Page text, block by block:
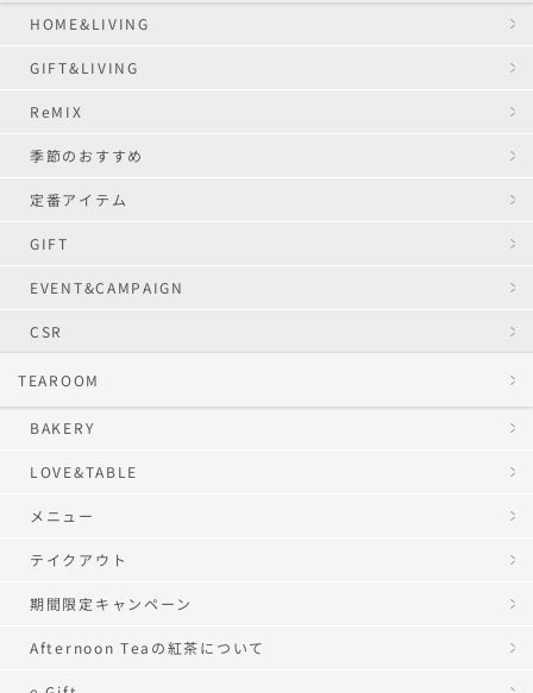
HOME&LIVING
GIFT&LIVING
ReMIX
季節のおすすめ
定番アイテム
GIFT
EVENT&CAMPAIGN
CSR
TEAROOM
BAKERY
LOVE&TABLE
メニュー
テイクアウト
期間限定キャンペーン
Afternoon Teaの紅茶について